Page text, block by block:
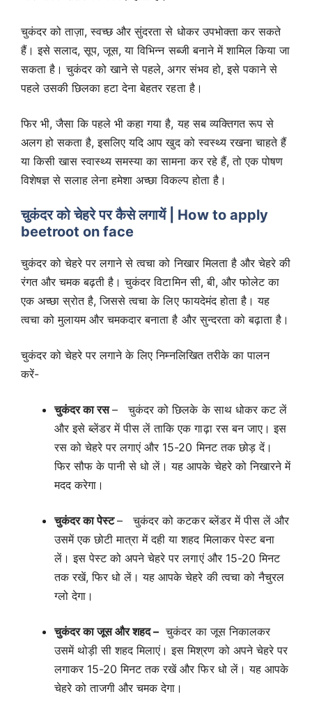
चुकंदर को ताज़ा, स्वच्छ और सुंदरता से धोकर उपभोक्ता कर सकते
हैं। इसे सलाद, सूप, जूस, या विभिन्न सब्जी बनाने में शामिल किया जा
सकता है। चुकंदर को खाने से पहले, अगर संभव हो, इसे पकाने से
पहले उसकी छिलका हटा देना बेहतर रहता है।
फिर भी, जैसा कि पहले भी कहा गया है, यह सब व्यक्तिगत रूप से
अलग हो सकता है, इसलिए यदि आप खुद को स्वस्थ्य रखना चाहते हैं
या किसी खास स्वास्थ्य समस्या का सामना कर रहे हैं, तो एक पोषण
विशेषज्ञ से सलाह लेना हमेशा अच्छा विकल्प होता है।
चुकंदर को चेहरे पर कैसे लगायें | How to apply
beetroot on face
चुकंदर को चेहरे पर लगाने से त्वचा को निखार मिलता है और चेहरे की
रंगत और चमक बढ़ती है। चुकंदर विटामिन सी, बी, और फोलेट का
एक अच्छा स्रोत है, जिससे त्वचा के लिए फायदेमंद होता है। यह
त्वचा को मुलायम और चमकदार बनाता है और सुन्दरता को बढ़ाता है।
चुकंदर को चेहरे पर लगाने के लिए निम्नलिखित तरीके का पालन
करें-
चुकंदर का रस– चुकंदर को छिलके के साथ धोकर कट लें
और इसे ब्लेंडर में पीस लें ताकि एक गाढ़ा रस बन जाए। इस
रस को चेहरे पर लगाएं और 15-20 मिनट तक छोड़ दें।
फिर सौफ के पानी से धो लें। यह आपके चेहरे को निखारने में
मदद करेगा।
चुकंदर का पेस्ट– चुकंदर को कटकर ब्लेंडर में पीस लें और
उसमें एक छोटी मात्रा में दही या शहद मिलाकर पेस्ट बना
लें। इस पेस्ट को अपने चेहरे पर लगाएं और 15-20 मिनट
तक रखें, फिर धो लें। यह आपके चेहरे की त्वचा को नैचुरल
ग्लो देगा।
चुकंदर का जूस और शहद – चुकंदर का जूस निकालकर
उसमें थोड़ी सी शहद मिलाएं। इस मिश्रण को अपने चेहरे पर
लगाकर 15-20 मिनट तक रखें और फिर धो लें। यह आपके
चेहरे को ताजगी और चमक देगा।